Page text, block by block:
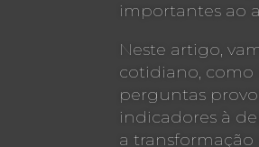
importantes ao
Neste artigo,
cotidiano, como
perguntas
indicadores à
a